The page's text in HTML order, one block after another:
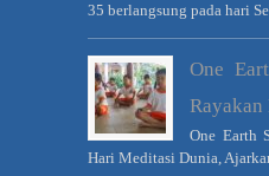
35 berlangsung pada hari
One
One Earth
Hari Meditasi Dunia,